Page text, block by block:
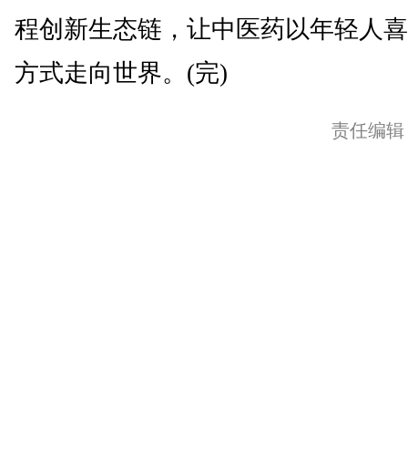
程创新生态链，让中医药以年轻人
方式走向世界。(完)
责任编